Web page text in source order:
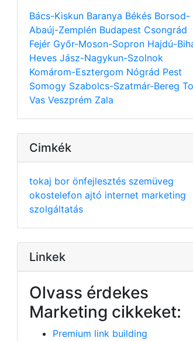
Bács-Kiskun Baranya Békés Borsod-
Abaúj-Zemplén Budapest Csongrád
Fejér Győr-Moson-Sopron Hajdú-
Heves Jász-Nagykun-Szolnok
Komárom-Esztergom Nógrád Pest
Somogy Szabolcs-Szatmár-Bereg
Vas Veszprém Zala
Cimkék
tokaj bor önfejlesztés szemüveg
okostelefon ajtó internet marketing
szolgáltatás
Linkek
Olvass érdekes
Marketing cikkeket:
Premium link building